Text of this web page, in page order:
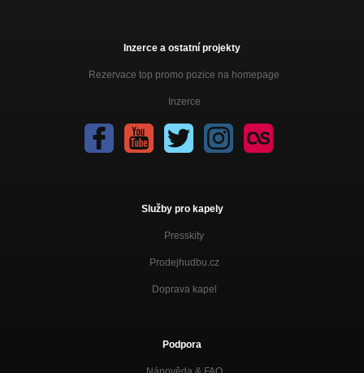
Inzerce a ostatní projekty
Rezervace top promo pozice na homepage
Inzerce
Služby pro kapely
Presskity
Prodejhudbu.cz
Doprava kapel
Podpora